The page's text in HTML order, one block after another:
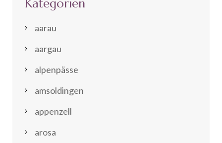
Kategorien
aarau
aargau
alpenpässe
amsoldingen
appenzell
arosa